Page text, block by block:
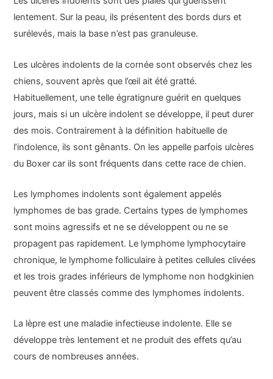
lentement. Sur la peau, ils présentent des bords durs et
surélevés, mais la base n’est pas granuleuse.
Les ulcères indolents de la cornée sont observés chez les
chiens, souvent après que l’œil ait été gratté.
Habituellement, une telle égratignure guérit en quelques
jours, mais si un ulcère indolent se développe, il peut durer
des mois. Contrairement à la définition habituelle de
l’indolence, ils sont gênants. On les appelle parfois ulcères
du Boxer car ils sont fréquents dans cette race de chien.
Les lymphomes indolents sont également appelés
lymphomes de bas grade. Certains types de lymphomes
sont moins agressifs et ne se développent ou ne se
propagent pas rapidement. Le lymphome lymphocytaire
chronique, le lymphome folliculaire à petites cellules clivées
et les trois grades inférieurs de lymphome non hodgkinien
peuvent être classés comme des lymphomes indolents.
La lèpre est une maladie infectieuse indolente. Elle se
développe très lentement et ne produit des effets qu’au
cours de nombreuses années.